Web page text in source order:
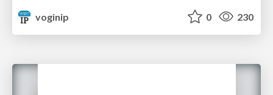
voginip
0 230